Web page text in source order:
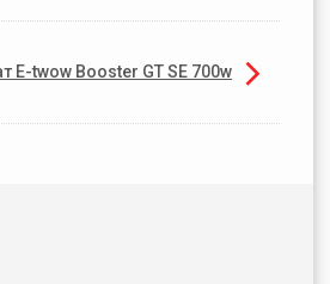
E-twow Booster GT SE 700w